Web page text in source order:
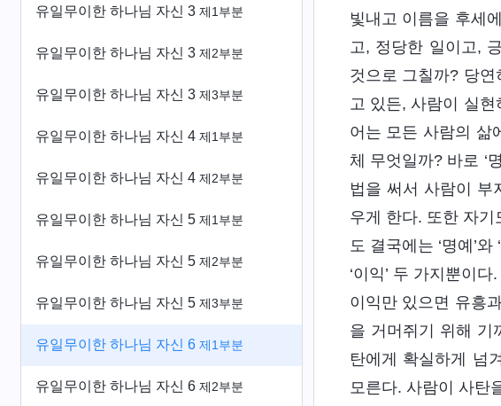
유일무이한 하나님 자신 3 제1부분
유일무이한 하나님 자신 3 제2부분
유일무이한 하나님 자신 3 제3부분
유일무이한 하나님 자신 4 제1부분
유일무이한 하나님 자신 4 제2부분
유일무이한 하나님 자신 5 제1부분
유일무이한 하나님 자신 5 제2부분
유일무이한 하나님 자신 5 제3부분
유일무이한 하나님 자신 6 제1부분
유일무이한 하나님 자신 6 제2부분
빛내고 이름을 후세
고, 정당한 일이고,
것으로 그칠까? 당
고 있든, 사람이 실
어는 모든 사람의 삶
체 무엇일까? 바로 ‘
법을 써서 사람이 부
우게 한다. 또한 자
도 결국에는 ‘명예’
‘이익’ 두 가지뿐이
이익만 있으면 유흥
을 거머쥐기 위해 기
탄에게 확실하게 넘
모른다. 사람이 사탄